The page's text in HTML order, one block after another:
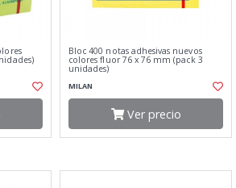
Bloc 400 notas adhesivas nuevos
colores fluor 76 x 76 mm (pack 3
unidades)
MILAN
Ver precio